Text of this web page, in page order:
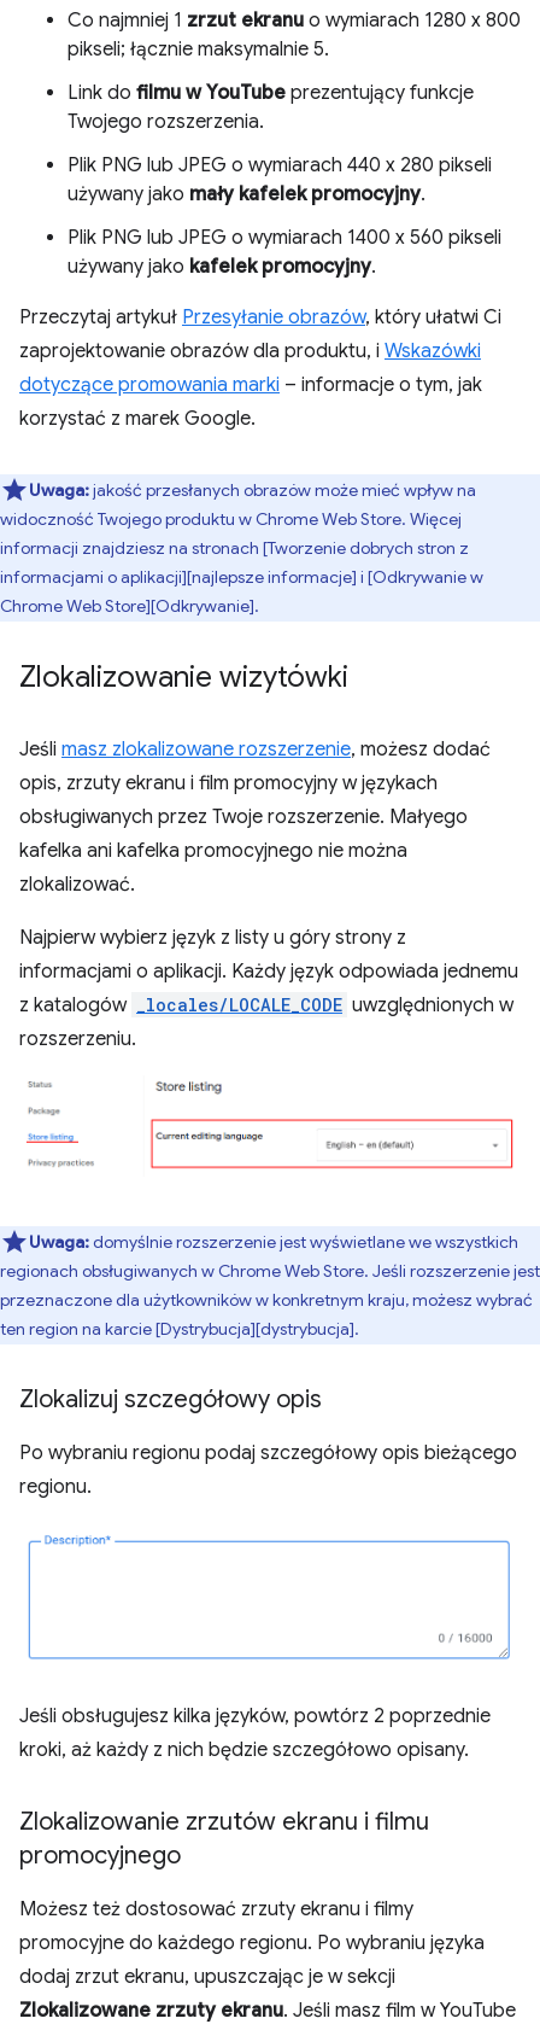
Co najmniej 1 zrzut ekranu o wymiarach 1280 x 800
pikseli; łącznie maksymalnie 5.
Link do filmu w YouTube prezentujący funkcje
Twojego rozszerzenia.
Plik PNG lub JPEG o wymiarach 440 x 280 pikseli
używany jako mały kafelek promocyjny.
Plik PNG lub JPEG o wymiarach 1400 x 560 pikseli
używany jako kafelek promocyjny.
Przeczytaj artykuł Przesyłanie obrazów, który ułatwi Ci
zaprojektowanie obrazów dla produktu, i Wskazówki
dotyczące promowania marki – informacje o tym, jak
korzystać z marek Google.
Uwaga:jakość przesłanych obrazów może mieć wpływ na
widoczność Twojego produktu w Chrome Web Store. Więcej
informacji znajdziesz na stronach [Tworzenie dobrych stron z
informacjami o aplikacji][najlepsze informacje] i [Odkrywanie w
Chrome Web Store][Odkrywanie].
Zlokalizowanie wizytówki
Jeśli masz zlokalizowane rozszerzenie, możesz dodać
opis, zrzuty ekranu i film promocyjny w językach
obsługiwanych przez Twoje rozszerzenie. Małyego
kafelka ani kafelka promocyjnego nie można
zlokalizować.
Najpierw wybierz język z listy u góry strony z
informacjami o aplikacji. Każdy język odpowiada jednemu
z katalogów _locales/LOCALE_CODE uwzględnionych w
rozszerzeniu.
Uwaga:domyślnie rozszerzenie jest wyświetlane we wszystkich
regionach obsługiwanych w Chrome Web Store. Jeśli rozszerzenie jest
przeznaczone dla użytkowników w konkretnym kraju, możesz wybrać
ten region na karcie [Dystrybucja][dystrybucja].
Zlokalizuj szczegółowy opis
Po wybraniu regionu podaj szczegółowy opis bieżącego
regionu.
Jeśli obsługujesz kilka języków, powtórz 2 poprzednie
kroki, aż każdy z nich będzie szczegółowo opisany.
Zlokalizowanie zrzutów ekranu i filmu
promocyjnego
Możesz też dostosować zrzuty ekranu i filmy
promocyjne do każdego regionu. Po wybraniu języka
dodaj zrzut ekranu, upuszczając je w sekcji
Zlokalizowane zrzuty ekranu. Jeśli masz film w YouTube